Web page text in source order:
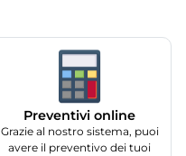
Preventivi online
Grazie al nostro sistema, puoi
avere il preventivo dei tuoi